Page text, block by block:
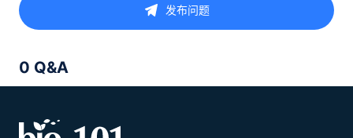
发布问题
0 Q&A